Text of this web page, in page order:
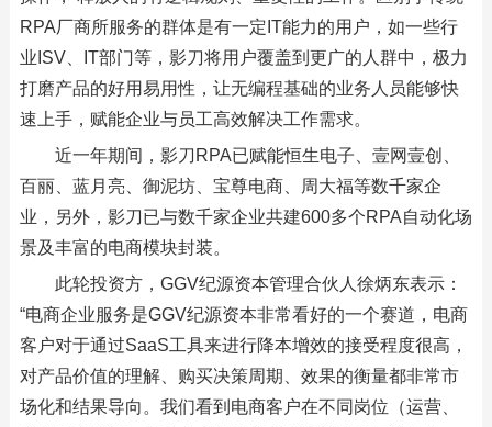
RPA厂商所服务的群体是有一定IT能力的用户，如一些行
业ISV、IT部门等，影刀将用户覆盖到更广的人群中，极力
打磨产品的好用易用性，让无编程基础的业务人员能够快
速上手，赋能企业与员工高效解决工作需求。
近一年期间，影刀RPA已赋能恒生电子、壹网壹创、
百丽、蓝月亮、御泥坊、宝尊电商、周大福等数千家企
业，另外，影刀已与数千家企业共建600多个RPA自动化场
景及丰富的电商模块封装。
此轮投资方，GGV纪源资本管理合伙人徐炳东表示：
“电商企业服务是GGV纪源资本非常看好的一个赛道，电商
客户对于通过SaaS工具来进行降本增效的接受程度很高，
对产品价值的理解、购买决策周期、效果的衡量都非常市
场化和结果导向。我们看到电商客户在不同岗位（运营、